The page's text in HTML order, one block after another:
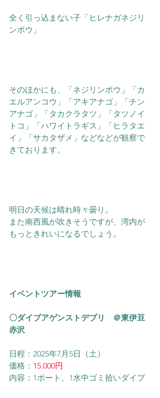
全く引っ込まない子「ヒレナガネジリ
ンボウ」
そのほかにも、「ネジリンボウ」「カ
エルアンコウ」「アキアナゴ」「チン
アナゴ」「タカクラタツ」「タツノイ
トコ」「ハワイトラギス」「ヒラタエ
イ」「サカタザメ」などなどが観察で
きております。
明日の天候は晴れ時々曇り。
また南西風が吹きそうですが、湾内が
もっときれいになるでしょう。
イベントツアー情報
〇ダイブアゲンストデブリ　＠東伊豆
赤沢
日程：2025年7月5日（土）
価格： 15.000円
内容：1ボート、1水中ゴミ拾いダイブ